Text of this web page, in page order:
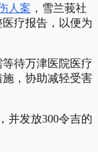
人案 ，雪兰莪社
疗报告，以便为
待万津医院医疗
，协助减轻受害
并发放300令吉的